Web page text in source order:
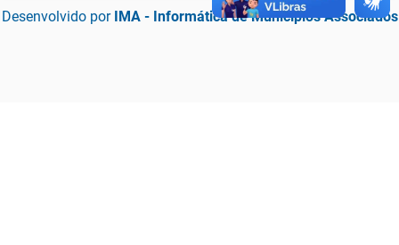
Desenvolvido por IMA - Informática de Municípios Associados